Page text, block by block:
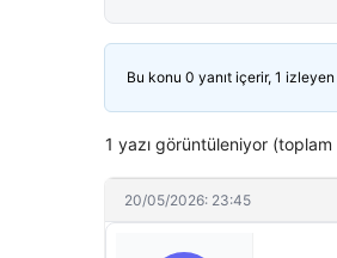
Bu konu 0 yanıt içerir, 1
1 yazı görüntüleniyor (toplam
20/05/2026: 23:45